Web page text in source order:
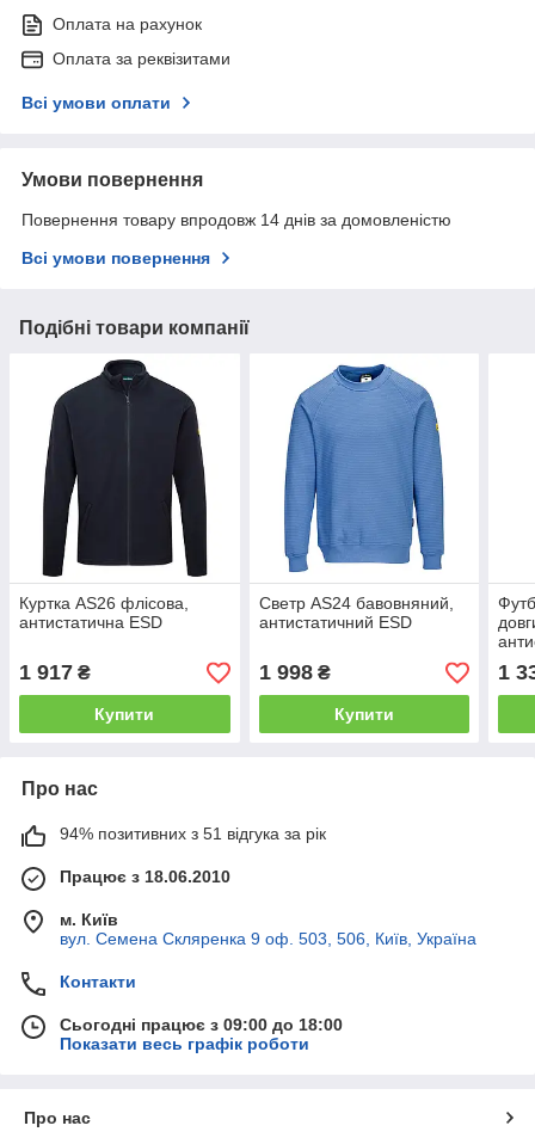
Оплата на рахунок
Оплата за реквізитами
Всі умови оплати
Умови повернення
Повернення товару впродовж 14 днів за домовленістю
Всі умови повернення
Подібні товари компанії
Куртка AS26 флісова,
антистатична ESD
1 917 ₴
Купити
Светр AS24 бавовняний,
антистатичний ESD
1 998₴
Купити
1
Про нас
94% позитивних з 51 відгука за рік
Працює з 18.06.2010
м. Київ
вул. Семена Скляренка 9 оф. 503, 506, Київ, Україна
Контакти
Сьогодні працює з 09:00 до 18:00
Показати весь графік роботи
Про нас